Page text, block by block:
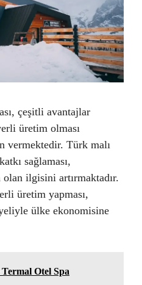
çeşitli avantajlar
üretim olması
vermektedir. Türk malı
sağlaması,
ilgisini artırmaktadır.
üretim yapması,
ülke ekonomisine
Otel Spa